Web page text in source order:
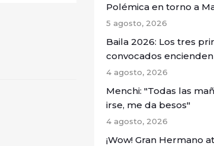
Polémica en torno a
5 agosto, 2026
Baila 2026: Los tres
convocados
4 agosto, 2026
Menchi: "Todas las
irse, me da besos"
4 agosto, 2026
¡Wow! Gran Hermano